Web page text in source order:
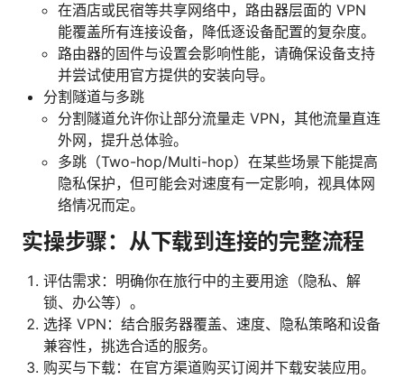
在酒店或民宿等共享网络中，路由器层面的 VPN
能覆盖所有连接设备，降低逐设备配置的复杂度。
路由器的固件与设置会影响性能，请确保设备支持
并尝试使用官方提供的安装向导。
分割隧道与多跳
分割隧道允许你让部分流量走 VPN，其他流量直连
外网，提升总体验。
多跳（Two-hop/Multi-hop）在某些场景下能提高
隐私保护，但可能会对速度有一定影响，视具体网
络情况而定。
实操步骤：从下载到连接的完整流程
评估需求：明确你在旅行中的主要用途（隐私、解
锁、办公等）。
选择 VPN：结合服务器覆盖、速度、隐私策略和设备
兼容性，挑选合适的服务。
购买与下载：在官方渠道购买订阅并下载安装应用。